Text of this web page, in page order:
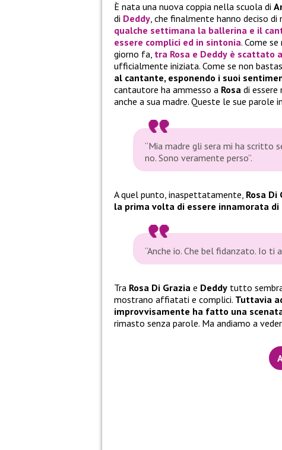
È nata una nuova coppia nella scuola di
di Deddy, che finalmente hanno deciso di
qualche settimana la ballerina e il
essere complici ed in sintonia. Come
giorno fa, tra Rosa e Deddy è scattato
ufficialmente iniziata. Come se non
al cantante, esponendo i suoi
cantautore ha ammesso a Rosa di
anche a sua madre. Queste le sue parole
“Mia madre gli sera mi ha scritto
no. Sono veramente perso”.
A quel punto, inaspettatamente, Rosa
la prima volta di essere innamorata di
“Anche io. Che bel fidanzato. Io ti
Tra Rosa Di Grazia e Deddy tutto
mostrano affiatati e complici. Tuttavia
improvvisamente ha fatto una
rimasto senza parole. Ma andiamo a